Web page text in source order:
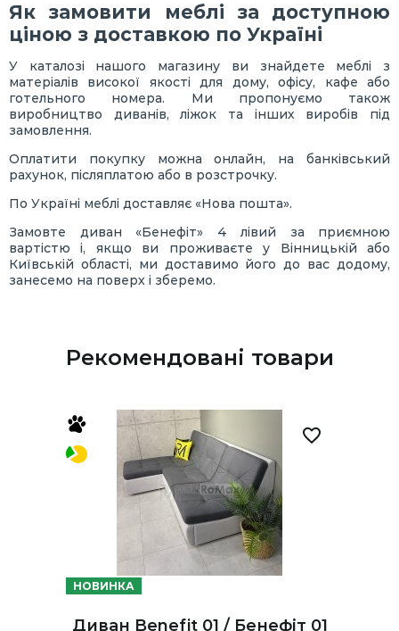
Як замовити меблі за доступною
ціною з доставкою по Україні
У каталозі нашого магазину ви знайдете меблі з
матеріалів високої якості для дому, офісу, кафе або
готельного номера. Ми пропонуємо також
виробництво диванів, ліжок та інших виробів під
замовлення.
Оплатити покупку можна онлайн, на банківський
рахунок, післяплатою або в розстрочку.
По Україні меблі доставляє «Нова пошта».
Замовте диван «Бенефіт» 4 лівий за приємною
вартістю і, якщо ви проживаєте у Вінницькій або
Київській області, ми доставимо його до вас додому,
занесемо на поверх і зберемо.
Рекомендовані товари
НОВИНКА
Диван Benefit 01 / Бенефіт 01